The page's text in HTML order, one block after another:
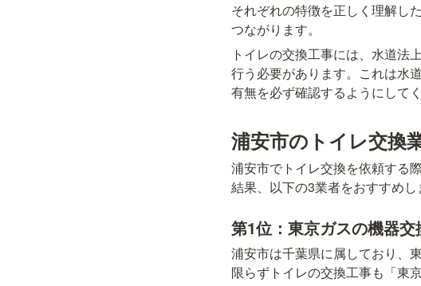
それぞれの特徴を正しく理解し
つながります。
トイレの交換工事には、水道法
行う必要があります。これは水
有無を必ず確認するようにしてく
浦安市のトイレ交換
浦安市でトイレ交換を依頼する
結果、以下の3業者をおすすめし
第1位：東京ガスの機器交
浦安市は千葉県に属しており、
限らずトイレの交換工事も「東